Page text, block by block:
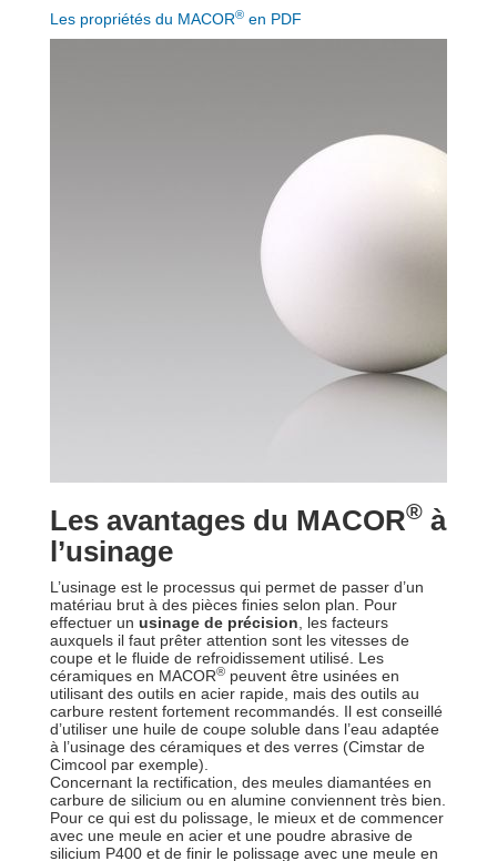
Les propriétés du MACOR® en PDF
Les avantages du MACOR® à
l’usinage
L’usinage est le processus qui permet de passer d’un
matériau brut à des pièces finies selon plan. Pour
effectuer un usinage de précision , les facteurs
auxquels il faut prêter attention sont les vitesses de
coupe et le fluide de refroidissement utilisé. Les
céramiques en MACOR® peuvent être usinées en
utilisant des outils en acier rapide, mais des outils au
carbure restent fortement recommandés. Il est conseillé
d’utiliser une huile de coupe soluble dans l’eau adaptée
à l’usinage des céramiques et des verres (Cimstar de
Cimcool par exemple).
Concernant la rectification, des meules diamantées en
carbure de silicium ou en alumine conviennent très bien.
Pour ce qui est du polissage, le mieux et de commencer
avec une meule en acier et une poudre abrasive de
silicium P400 et de finir le polissage avec une meule en